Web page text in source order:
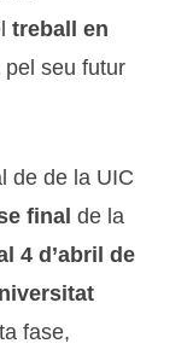
treball en
pel seu futur
de de la UIC
finalde la
4 d’abril de
fase,